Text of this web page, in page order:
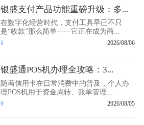
银盛支付产品功能重磅升级：多...
在数字化经营时代，支付工具早已不只
是“收款”那么简单——它正在成为商...
# 2026/08/06
银盛通POS机办理全攻略：3...
随着信用卡在日常消费中的普及，个人办
理POS机用于资金周转、账单管理...
# 2026/08/05